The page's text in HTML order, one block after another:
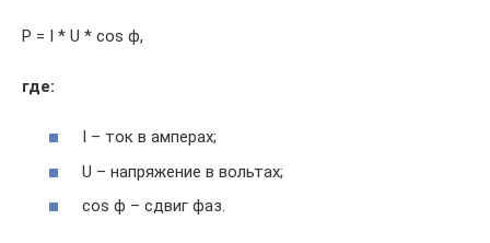
P = I * U * cos ϕ,
где:
I – ток в амперах;
U – напряжение в вольтах;
cos ϕ – сдвиг фаз.